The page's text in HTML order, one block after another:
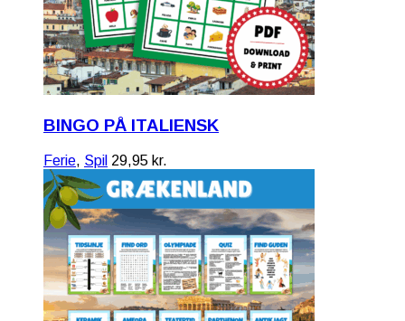
BINGO PÅ ITALIENSK
Ferie, Spil 29,95 kr.